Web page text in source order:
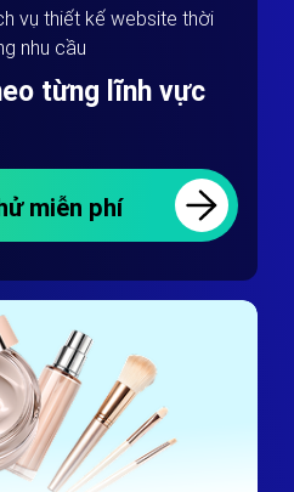
vụ thiết kế website thời
nhu cầu
từng lĩnh vực
miễn phí